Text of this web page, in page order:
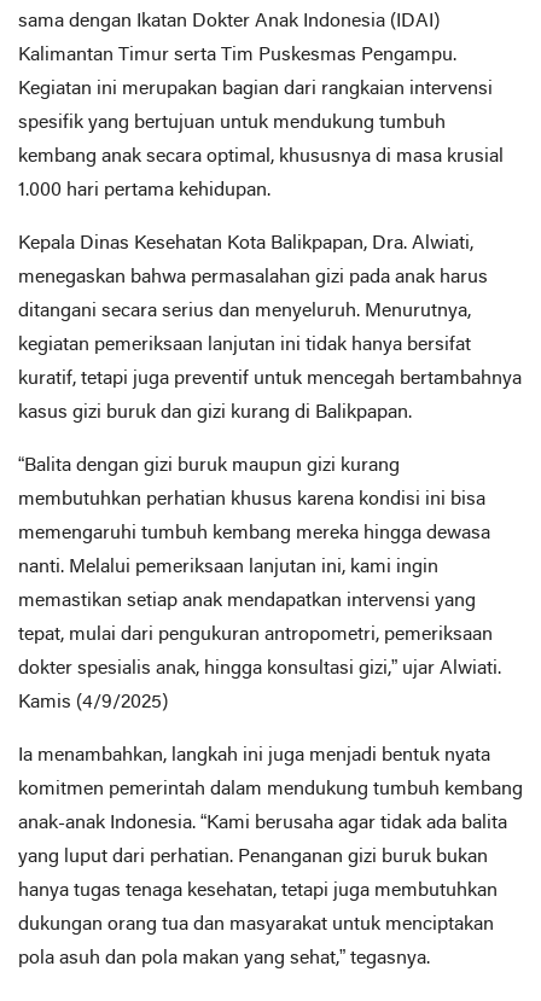
sama dengan Ikatan Dokter Anak Indonesia (IDAI)
Kalimantan Timur serta Tim Puskesmas Pengampu.
Kegiatan ini merupakan bagian dari rangkaian intervensi
spesifik yang bertujuan untuk mendukung tumbuh
kembang anak secara optimal, khususnya di masa krusial
1.000 hari pertama kehidupan.
Kepala Dinas Kesehatan Kota Balikpapan, Dra. Alwiati,
menegaskan bahwa permasalahan gizi pada anak harus
ditangani secara serius dan menyeluruh. Menurutnya,
kegiatan pemeriksaan lanjutan ini tidak hanya bersifat
kuratif, tetapi juga preventif untuk mencegah bertambahnya
kasus gizi buruk dan gizi kurang di Balikpapan.
“Balita dengan gizi buruk maupun gizi kurang
membutuhkan perhatian khusus karena kondisi ini bisa
memengaruhi tumbuh kembang mereka hingga dewasa
nanti. Melalui pemeriksaan lanjutan ini, kami ingin
memastikan setiap anak mendapatkan intervensi yang
tepat, mulai dari pengukuran antropometri, pemeriksaan
dokter spesialis anak, hingga konsultasi gizi,” ujar Alwiati.
Kamis (4/9/2025)
Ia menambahkan, langkah ini juga menjadi bentuk nyata
komitmen pemerintah dalam mendukung tumbuh kembang
anak-anak Indonesia. “Kami berusaha agar tidak ada balita
yang luput dari perhatian. Penanganan gizi buruk bukan
hanya tugas tenaga kesehatan, tetapi juga membutuhkan
dukungan orang tua dan masyarakat untuk menciptakan
pola asuh dan pola makan yang sehat,” tegasnya.